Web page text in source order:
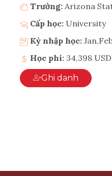
Trường: Arizona
Cấp học: University
Kỳ nhập học:
Học phí: 34,398 USD
Ghi danh